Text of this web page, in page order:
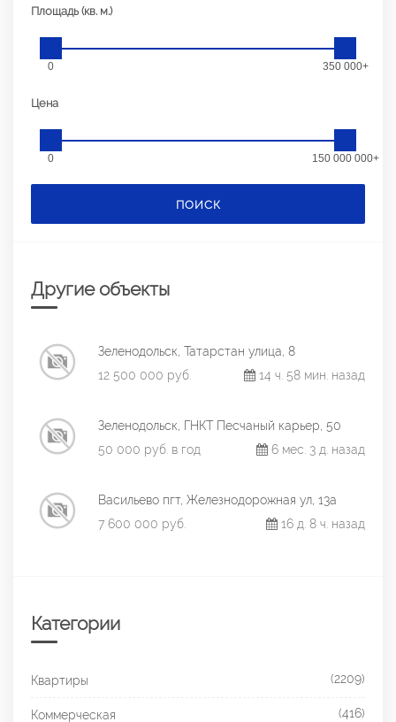
Площадь (кв. м.)
0 350 000+
Цена
0 150 000 000+
ПОИСК
Другие объекты
Зеленодольск, Татарстан улица, 8
12 500 000 руб.
14 ч. 58 мин. назад
Зеленодольск, ГНКТ Песчаный карьер, 50
50 000 руб. в год
6 мес. 3 д. назад
Васильево пгт, Железнодорожная ул, 13а
7 600 000 руб.
16 д. 8 ч. назад
Категории
Квартиры (2209)
Коммерческая (416)